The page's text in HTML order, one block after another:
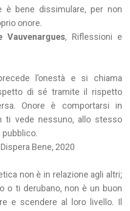
è bene dissimulare, per non
onore.
, Riflessioni e
l’onestà e si chiama
di sé tramite il rispetto
Onore è comportarsi in
ti vede nessuno, allo stesso
Dispera Bene, 2020
non è in relazione agli altri;
o ti derubano, non è un buon
e scendere al loro livello. Il